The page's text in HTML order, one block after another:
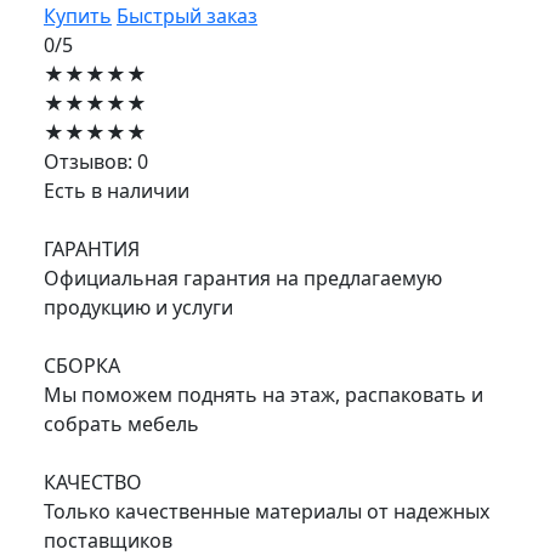
Купить Быстрый заказ
0/5
★★★★★
★★★★★
★★★★★
Отзывов: 0
Есть в наличии
ГАРАНТИЯ
Официальная гарантия на предлагаемую
продукцию и услуги
СБОРКА
Мы поможем поднять на этаж, распаковать и
собрать мебель
КАЧЕСТВО
Только качественные материалы от надежных
поставщиков